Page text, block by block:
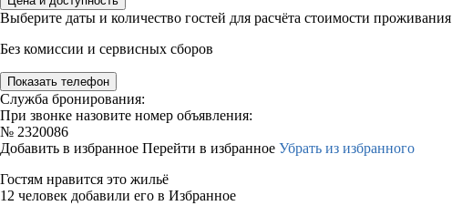
Выберите даты и количество гостей для расчёта стоимости проживания
Без комиссии и сервисных сборов
Показать телефон
Служба бронирования:
При звонке назовите номер объявления:
№ 2320086
Добавить в избранное Перейти в избранное Убрать из избранного
Гостям нравится это жильё
12 человек добавили его в Избранное